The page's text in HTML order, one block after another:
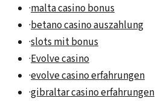
·malta casino bonus
·betano casino auszahlung
·slots mit bonus
·Evolve casino
·evolve casino erfahrungen
·gibraltar casino erfahrungen